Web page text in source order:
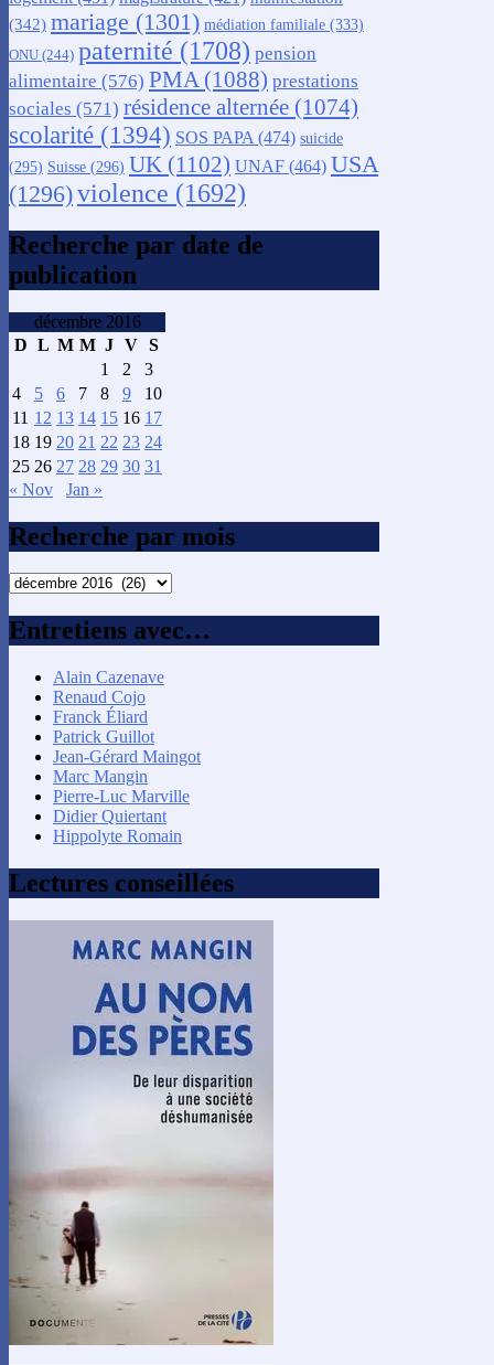
(342) mariage (1301) médiation familiale (333)
ONU (244) paternité (1708) pension
alimentaire (576) PMA(1088) prestations
sociales (571) résidence alternée (1074)
scolarité (1394) SOS PAPA(474) suicide
(295) Suisse (296) UK (1102) UNAF (464) USA
(1296)violence (1692)
Recherche par date de
publication
décembre 2016
D L M M J V S
1
2
3
4
5 6 7 8 9
10
11 12 13 14 15 16 17
18 19 20 21 22 23 24
25 26 27 28 29 30 31
« Nov
Jan »
Recherche par mois
Recherche
mois
Entretiens avec…
Alain Cazenave
Renaud Cojo
Franck Éliard
Patrick Guillot
Jean-Gérard Maingot
Marc Mangin
Pierre-Luc Marville
Didier Quiertant
Hippolyte Romain
Lectures conseillées